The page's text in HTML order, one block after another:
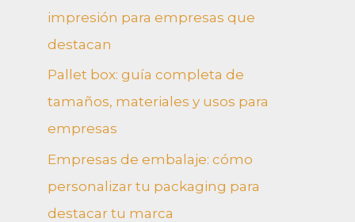
impresión para empresas que
destacan
Pallet box: guía completa de
tamaños, materiales y usos para
empresas
Empresas de embalaje: cómo
personalizar tu packaging para
destacar tu marca